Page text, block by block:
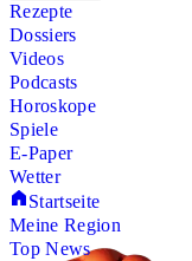
Rezepte
Dossiers
Videos
Podcasts
Horoskope
Spiele
E-Paper
Wetter
Startseite
Meine Region
Top News